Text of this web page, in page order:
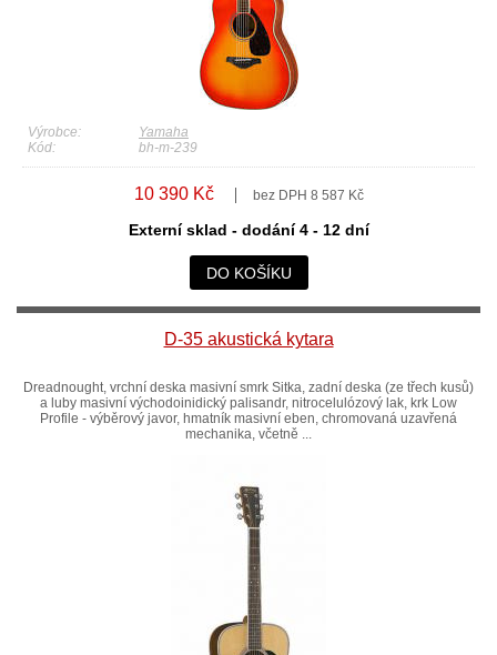
Výrobce:
Yamaha
Kód:
bh-m-239
10 390 Kč bez DPH 8 587 Kč
Externí sklad - dodání 4 - 12 dní
DO KOŠÍKU
D-35 akustická kytara
Dreadnought, vrchní deska masivní smrk Sitka, zadní deska (ze třech kusů)
a luby masivní východoinidický palisandr, nitrocelulózový lak, krk Low
Profile - výběrový javor, hmatník masivní eben, chromovaná uzavřená
mechanika, včetně ...